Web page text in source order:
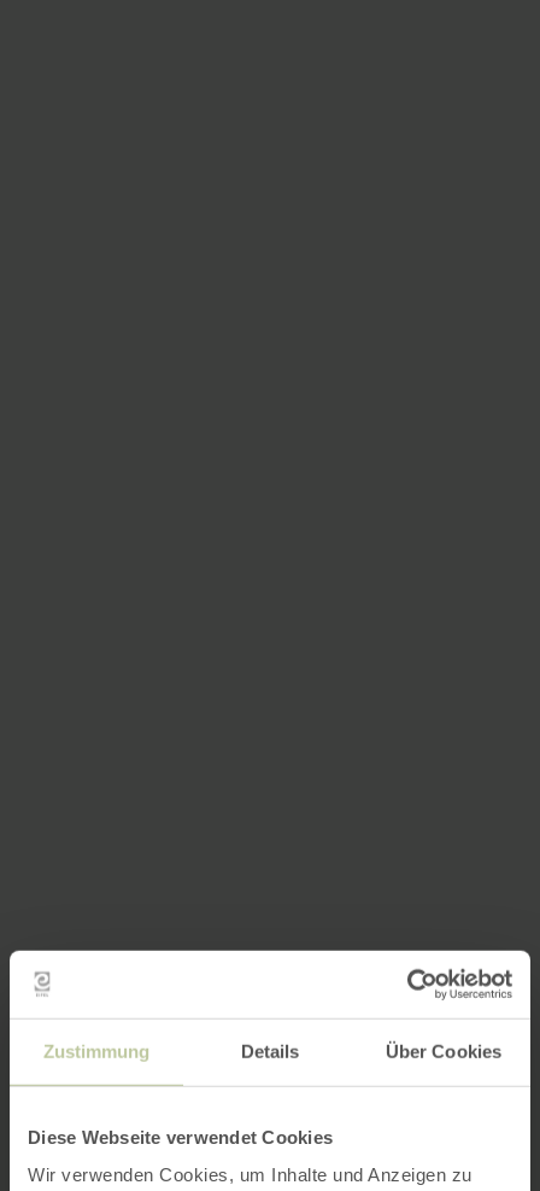
Zustimmung Details Über Cookies
Diese Webseite verwendet Cookies
Wir verwenden Cookies, um Inhalte und Anzeigen zu